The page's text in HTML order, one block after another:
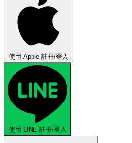
使用 Apple 註冊/登入
使用 LINE 註冊/登入